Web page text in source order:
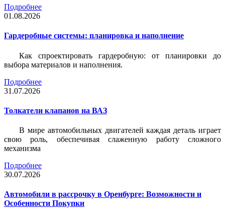
Подробнее
01.08.2026
Гардеробные системы: планировка и наполнение
Как спроектировать гардеробную: от планировки до
выбора материалов и наполнения.
Подробнее
31.07.2026
Толкатели клапанов на ВАЗ
В мире автомобильных двигателей каждая деталь играет
свою роль, обеспечивая слаженную работу сложного
механизма
Подробнее
30.07.2026
Автомобили в рассрочку в Оренбурге: Возможности и
Особенности Покупки